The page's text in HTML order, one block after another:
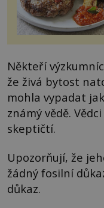
Někteří
že živá bytost
mohla vypadat
známý vědě.
skeptičtí.
Upozorňují, že
žádný fosilní
důkaz.